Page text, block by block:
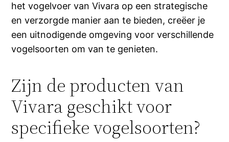
het vogelvoer van Vivara op een strategische
en verzorgde manier aan te bieden, creëer je
een uitnodigende omgeving voor verschillende
vogelsoorten om van te genieten.
Zijn de producten van
Vivara geschikt voor
specifieke vogelsoorten?